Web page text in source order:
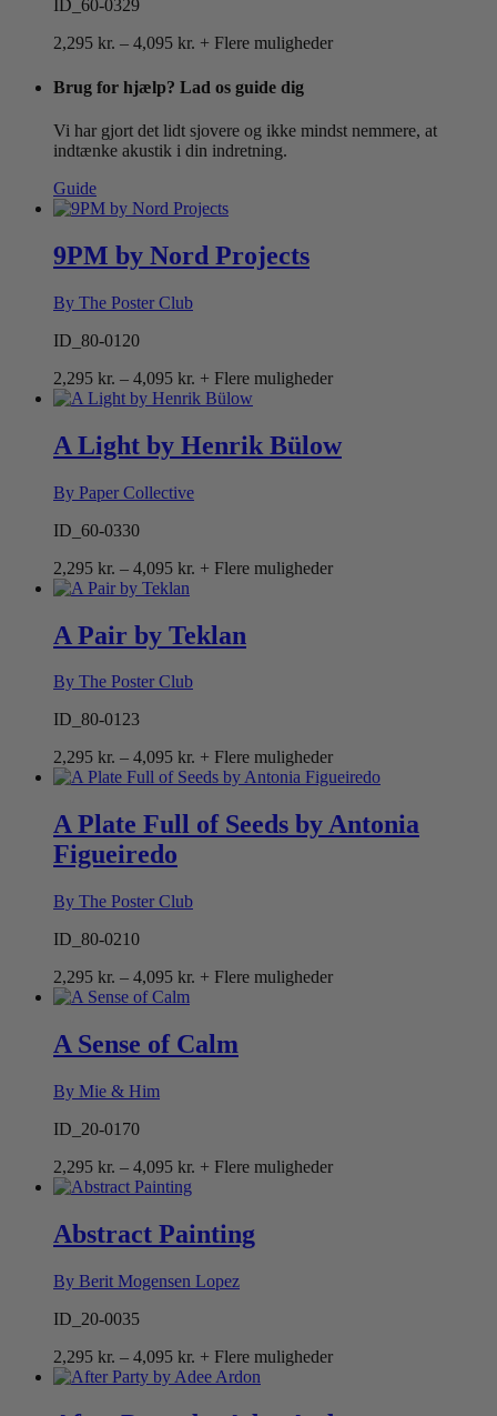
ID_60-0329
2,295 kr. – 4,095 kr. Prisinterval:
til
4,095 kr.
+ Flere muligheder
Brug for hjælp? Lad os guide dig
Vi har gjort det lidt sjovere og ikke mindst nemmere, at
indtænke akustik i din indretning.
Guide
9PM by Nord Projects
By The Poster Club
ID_80-0120
2,295 kr. – 4,095 kr. Prisinterval:
2,295 kr.
4,095 kr.
+ Flere muligheder
A Light by Henrik Bülow
By Paper Collective
ID_60-0330
2,295 kr. – 4,095 kr. Prisinterval:
4,095 kr.
+ Flere muligheder
A Pair by Teklan
By The Poster Club
ID_80-0123
2,295 kr. – 4,095 kr. Prisinterval:
2,295 kr.
4,095 kr.
+ Flere muligheder
A Plate Full of Seeds by Antonia
Figueiredo
By The Poster Club
ID_80-0210
2,295 kr. – 4,095 kr. Prisinterval:
4,095 kr.
+ Flere muligheder
A Sense of Calm
By Mie & Him
ID_20-0170
2,295 kr. – 4,095 kr. Prisinterval:
4,095 kr.
+ Flere muligheder
Abstract Painting
By Berit Mogensen Lopez
ID_20-0035
2,295 kr. – 4,095 kr. Prisinterval:
2,295 kr.
+ Flere muligheder